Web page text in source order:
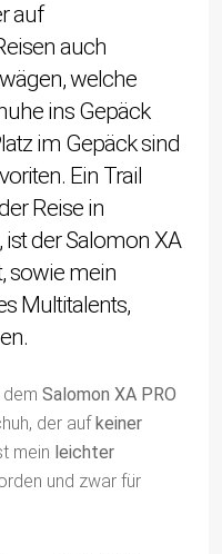
auf
auch
welche
ins Gepäck
im Gepäck sind
Ein Trail
Reise in
der Salomon XA
sowie mein
Multitalents,
Salomon XA PRO
der aufkeiner
mein leichter
und zwar für